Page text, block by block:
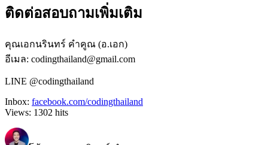
ติดต่อสอบถามเพิ่มเติม
คุณเอกนรินทร์ คำคูณ (อ.เอก)
อีเมล: codingthailand@gmail.com
LINE @codingthailand
Inbox: facebook.com/codingthailand
Views: 1302 hits